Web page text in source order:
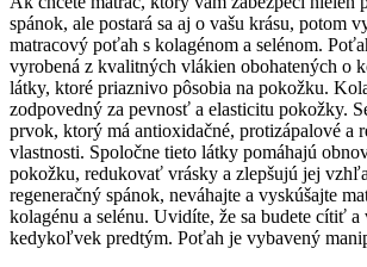
spánok, ale postará sa aj o vašu krásu, potom
matracový poťah s kolagénom a selénom.
vyrobená z kvalitných vlákien obohatených o
látky, ktoré priaznivo pôsobia na pokožku.
zodpovedný za pevnosť a elasticitu pokožky.
prvok, ktorý má antioxidačné, protizápalové a
vlastnosti. Spoločne tieto látky pomáhajú
pokožku, redukovať vrásky a zlepšujú jej
regeneračný spánok, neváhajte a vyskúšajte
kolagénu a selénu. Uvidíte, že sa budete cítiť
kedykoľvek predtým. Poťah je vybavený